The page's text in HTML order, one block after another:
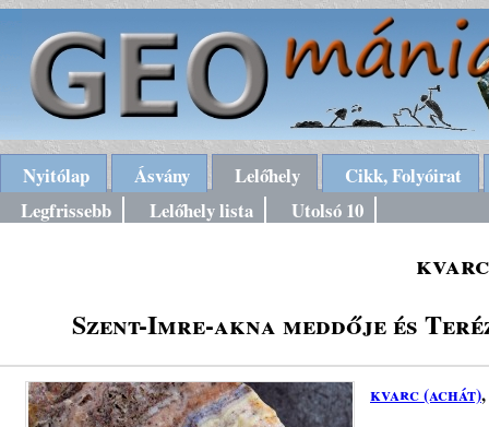
Nyitólap Ásvány Lelőhely
Cikk, Folyóirat
Legfrissebb
Lelőhely lista Utolsó 10
Szent-Imre-akna meddője és
kvarc (achát)